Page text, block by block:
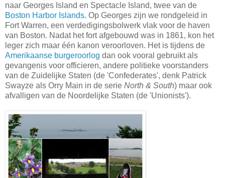
naar Georges Island en Spectacle Island, twee van de
Boston Harbor Islands. Op Georges zijn we rondgeleid in
Fort Warren, een verdedigingsbolwerk vlak voor de haven
van Boston. Nadat het fort afgebouwd was in 1861, kon het
leger zich maar één kanon veroorloven. Het is tijdens de
Amerikaanse burgeroorlog dan ook vooral gebruikt als
gevangenis voor officieren, andere politieke voorstanders
van de Zuidelijke Staten (de 'Confederates', denk Patrick
Swayze als Orry Main in de serie North & South) maar ook
afvalligen van de Noordelijke Staten (de 'Unionists').